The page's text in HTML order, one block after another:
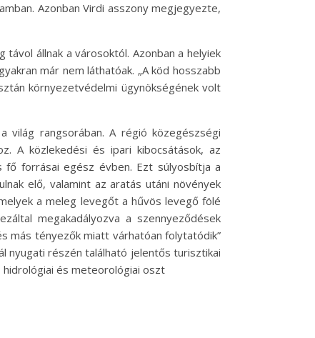
Azonban Virdi asszony megjegyezte,
állnak a városoktól. Azonban a helyiek
már nem láthatóak. „A köd hosszabb
környezetvédelmi ügynökségének volt
világ rangsorában. A régió közegészségi
A közlekedési és ipari kibocsátások, az
forrásai egész évben. Ezt súlyosbítja a
elő, valamint az aratás utáni növények
a meleg levegőt a hűvös levegő fölé
megakadályozva a szennyeződések
más tényezők miatt várhatóan folytatódik”
nyugati részén található jelentős turisztikai
és meteorológiai oszt